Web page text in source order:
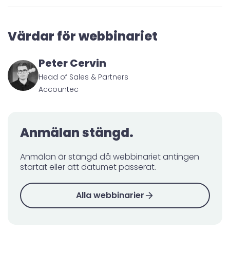
Värdar för webbinariet
Peter Cervin
Head of Sales & Partners
Accountec
Anmälan stängd.
Anmälan är stängd då webbinariet antingen
startat eller att datumet passerat.
Alla webbinarier